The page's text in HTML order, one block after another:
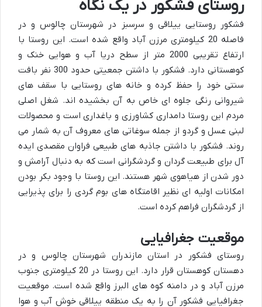
روستای فشکور در یک نگاه
فشکور روستایی ییلاقی و سرسبز در شهرستان چالوس و در
فاصله 20 کیلومتری مرزن آباد واقع شده است. این روستا با
ارتفاع تقریبی 2000 متر از سطح دریا آب و هوایی خنک و
کوهستانی دارد. فشکور با داشتن جمعیتی حدود 300 نفر بافت
سنتی خود را حفظ کرده و خانه های روستایی با سقف های
شیروانی رنگی جلوه ای خاص به آن بخشیده اند. شغل اصلی
مردم این روستا دامداری کشاورزی و باغداری است و محصولات
لبنی عسل و گردو از جمله سوغاتی های معروف آن به شمار می
روند. فشکور با داشتن جاذبه های طبیعی فراوان مقصدی ایده
آل برای طبیعت گردان و گردشگرانی است که به دنبال آرامش و
دور شدن از هیاهوی شهر هستند. این روستا با وجود بکر بودن
امکانات اولیه ای نظیر اقامتگاه های بوم گردی را برای پذیرایی
از گردشگران فراهم کرده است.
موقعیت جغرافیایی
روستای فشکور در استان مازندران شهرستان چالوس و در
دهستان کوهستان قرار دارد. این روستا در 20 کیلومتری جنوب
مرزن آباد و در دامنه کوه های البرز واقع شده است. موقعیت
جغرافیایی فشکور آن را به یک منطقه ییلاقی خوش آب و هوا